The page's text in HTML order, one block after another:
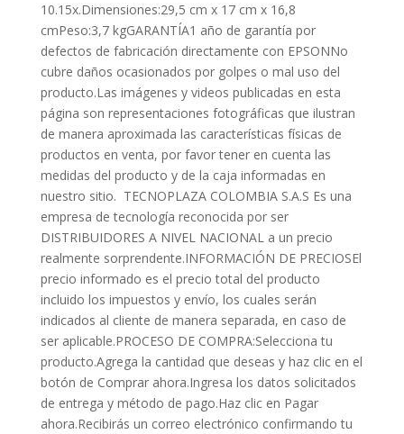
10.15x.Dimensiones:29,5 cm x 17 cm x 16,8
cmPeso:3,7 kgGARANTÍA1 año de garantía por
defectos de fabricación directamente con EPSONNo
cubre daños ocasionados por golpes o mal uso del
producto.Las imágenes y videos publicadas en esta
página son representaciones fotográficas que ilustran
de manera aproximada las características físicas de
productos en venta, por favor tener en cuenta las
medidas del producto y de la caja informadas en
nuestro sitio. TECNOPLAZA COLOMBIA S.A.S Es una
empresa de tecnología reconocida por ser
DISTRIBUIDORES A NIVEL NACIONAL a un precio
realmente sorprendente.INFORMACIÓN DE PRECIOSEl
precio informado es el precio total del producto
incluido los impuestos y envío, los cuales serán
indicados al cliente de manera separada, en caso de
ser aplicable.PROCESO DE COMPRA:Selecciona tu
producto.Agrega la cantidad que deseas y haz clic en el
botón de Comprar ahora.Ingresa los datos solicitados
de entrega y método de pago.Haz clic en Pagar
ahora.Recibirás un correo electrónico confirmando tu